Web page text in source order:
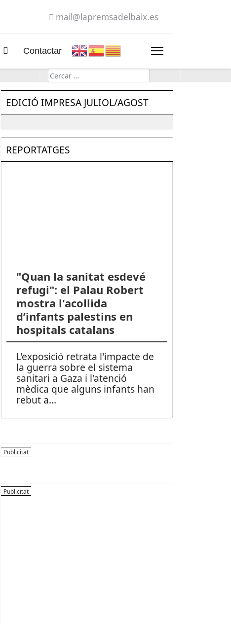
mail@lapremsadelbaix.es
Contactar
Cerca
EDICIÓ IMPRESA JULIOL/AGOST
REPORTATGES
"Quan la sanitat esdevé
refugi": el Palau Robert
mostra l'acollida
d’infants palestins en
hospitals catalans
L'exposició retrata l'impacte de
la guerra sobre el sistema
sanitari a Gaza i l'atenció
mèdica que alguns infants han
rebut a...